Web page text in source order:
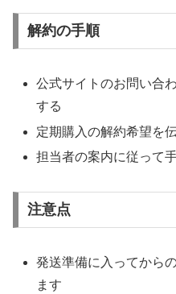
解約の手順
公式サイトのお問い合
する
定期購入の解約希望を
担当者の案内に従って
注意点
発送準備に入ってから
ます